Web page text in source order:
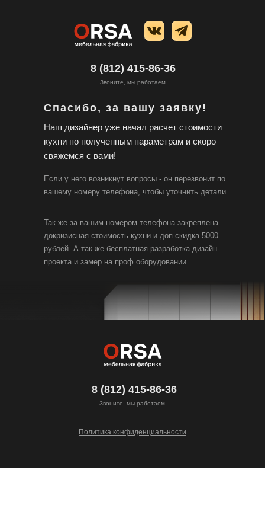
Спасибо, за вашу заявку!
Если у него возникнут вопросы - он перезвонит по
вашему номеру телефона, чтобы уточнить детали
8 (812) 415-86-36
Звоните, мы работаем
Наш дизайнер уже начал расчет стоимости
кухни по полученным параметрам и скоро
свяжемся с вами!
Так же за вашим номером телефона закреплена
докризисная стоимость кухни и доп.скидка 5000
рублей. А так же бесплатная разработка дизайн-
проекта и замер на проф.оборудовании
8 (812) 415-86-36
Политика конфиденциальности
Звоните, мы работаем
Производство кухонь от фабрики
Работаем с 2017 года